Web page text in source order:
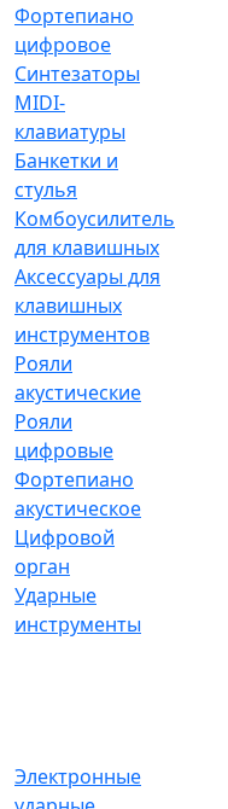
Фортепиано
цифровое
Синтезаторы
MIDI-
клавиатуры
Банкетки и
стулья
Комбоусилитель
для клавишных
Аксессуары для
клавишных
инструментов
Рояли
акустические
Рояли
цифровые
Фортепиано
акустическое
Цифровой
орган
Ударные
инструменты
Электронные